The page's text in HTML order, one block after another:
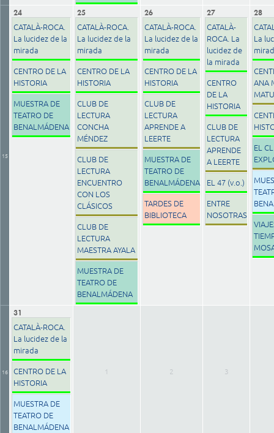
15
24
CATALÀ-ROCA.
La lucidez de la
mirada
CENTRO DE LA
HISTORIA
MUESTRA DE
TEATRO DE
BENALMÁDENA
25
CATALÀ-ROCA.
La lucidez de la
mirada
CENTRO DE LA
HISTORIA
CLUB DE
LECTURA
CONCHA
MÉNDEZ
CLUB DE
LECTURA
ENCUENTRO
CON LOS
CLÁSICOS
CLUB DE
LECTURA
MAESTRA AYALA
MUESTRA DE
TEATRO DE
BENALMÁDENA
26
CATALÀ-ROCA.
La lucidez de la
mirada
CENTRO DE LA
HISTORIA
CLUB DE
LECTURA
APRENDE A
LEERTE
MUESTRA DE
TEATRO DE
BENALMÁDENA
TARDES DE
BIBLIOTECA
27
CATALÀ-
ROCA. La
lucidez de
la mirada
CENTRO
DE LA
HISTORIA
CLUB DE
LECTURA
APRENDE
A LEERTE
EL 47 (v.o.)
ENTRE
NOSOTRAS
28
La
ANA
EL
16
31
CATALÀ-ROCA.
La lucidez de la
mirada
CENTRO DE LA
HISTORIA
MUESTRA DE
TEATRO DE
BENALMÁDENA
1 2 3